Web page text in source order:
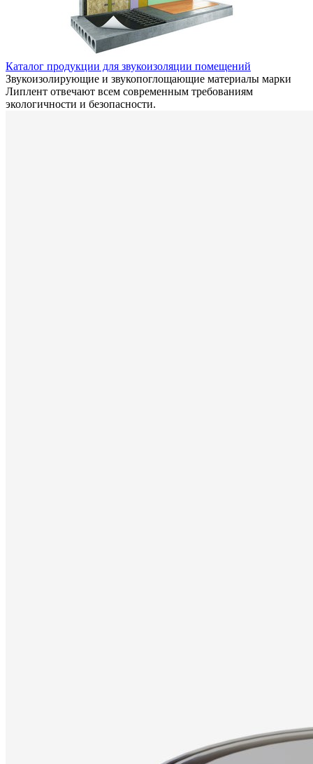
Каталог продукции для звукоизоляции помещений
Звукоизолирующие и звукопоглощающие материалы марки
Липлент отвечают всем современным требованиям
экологичности и безопасности.